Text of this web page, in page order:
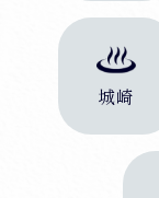
城崎